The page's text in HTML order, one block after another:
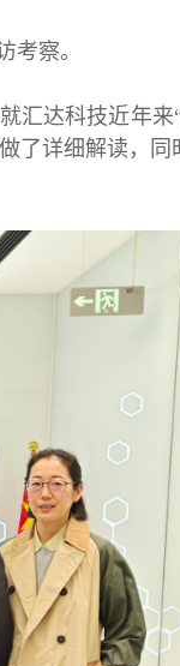
考察。
达科技近年来
了详细解读，